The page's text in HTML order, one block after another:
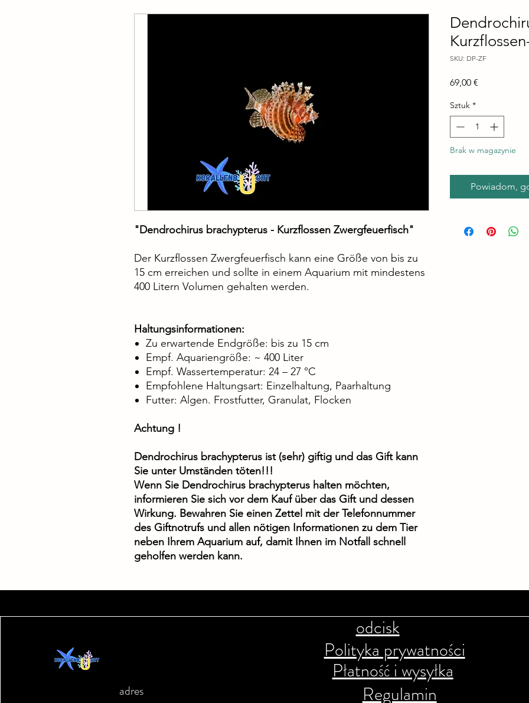
"Dendrochirus brachypterus - Kurzflossen Zwergfeuerfisch"
Der Kurzflossen Zwergfeuerfisch kann eine Größe von bis zu
15 cm erreichen und sollte in einem Aquarium mit mindestens
400 Litern Volumen gehalten werden.
Haltungsinformationen:
Zu erwartende Endgröße: bis zu 15 cm
Empf. Aquariengröße: ~ 400 Liter
Empf. Wassertemperatur: 24 – 27 °C
Empfohlene Haltungsart: Einzelhaltung, Paarhaltung
Futter: Algen. Frostfutter, Granulat, Flocken
Achtung !
Dendrochirus brachypterus ist (sehr) giftig und das Gift kann
Sie unter Umständen töten!!!
Wenn Sie Dendrochirus brachypterus halten möchten,
informieren Sie sich vor dem Kauf über das Gift und dessen
Wirkung. Bewahren Sie einen Zettel mit der Telefonnummer
des Giftnotrufs und allen nötigen Informationen zu dem Tier
neben Ihrem Aquarium auf, damit Ihnen im Notfall schnell
geholfen werden kann.
SKU: DP-ZF
69,00 €
Sztuk *
Brak w magazynie
Powiadom,
adres
odcisk
Polityka prywatności
Płatność i wysyłka
Regulamin